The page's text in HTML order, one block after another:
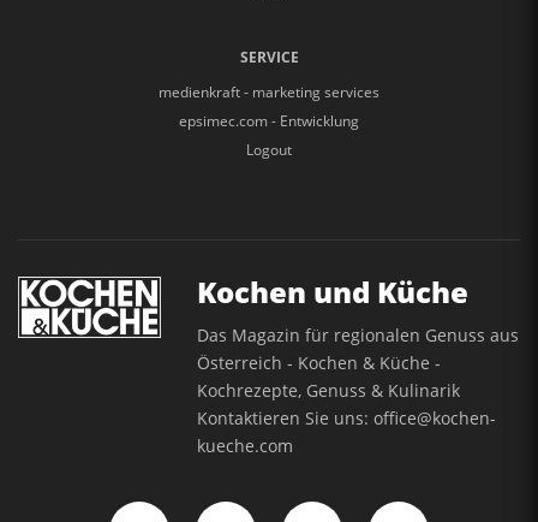
SERVICE
medienkraft - marketing services
epsimec.com - Entwicklung
Logout
Kochen und Küche
Das Magazin für regionalen Genuss aus
Österreich - Kochen & Küche -
Kochrezepte, Genuss & Kulinarik
Kontaktieren Sie uns:office@kochen-
kueche.com